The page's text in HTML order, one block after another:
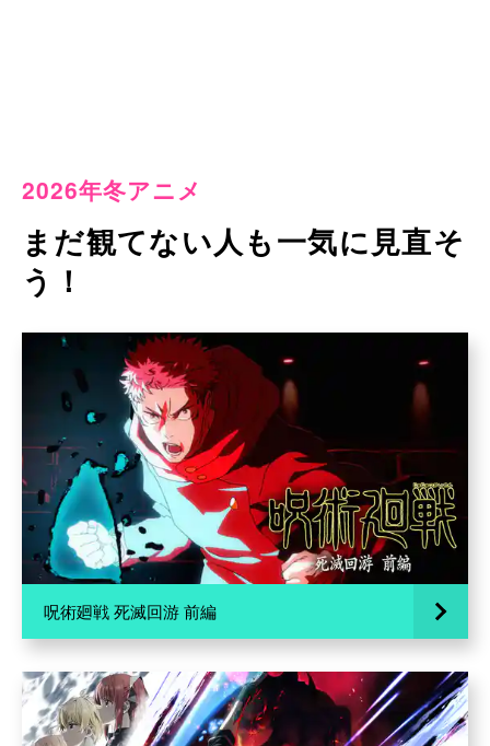
2026年冬アニメ
まだ観てない人も一気に見直そ
う！
呪術廻戦 死滅回游 前編